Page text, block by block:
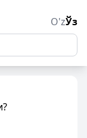
O'zЎз